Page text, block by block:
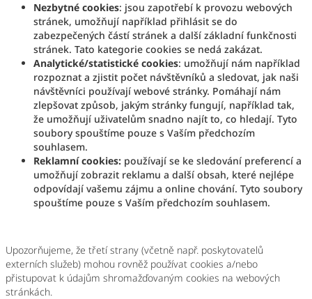
Nezbytné cookies: jsou zapotřebí k provozu webových
stránek, umožňují například přihlásit se do
zabezpečených částí stránek a další základní funkčnosti
stránek. Tato kategorie cookies se nedá zakázat.
Analytické/statistické cookies: umožňují nám například
rozpoznat a zjistit počet návštěvníků a sledovat, jak naši
návštěvníci používají webové stránky. Pomáhají nám
zlepšovat způsob, jakým stránky fungují, například tak,
že umožňují uživatelům snadno najít to, co hledají. Tyto
soubory spouštíme pouze s Vaším předchozím
souhlasem.
Reklamní cookies: používají se ke sledování preferencí a
umožňují zobrazit reklamu a další obsah, které nejlépe
odpovídají vašemu zájmu a online chování. Tyto soubory
spouštíme pouze s Vaším předchozím souhlasem.
Upozorňujeme, že třetí strany (včetně např. poskytovatelů
externích služeb) mohou rovněž používat cookies a/nebo
přistupovat k údajům shromažďovaným cookies na webových
stránkách.